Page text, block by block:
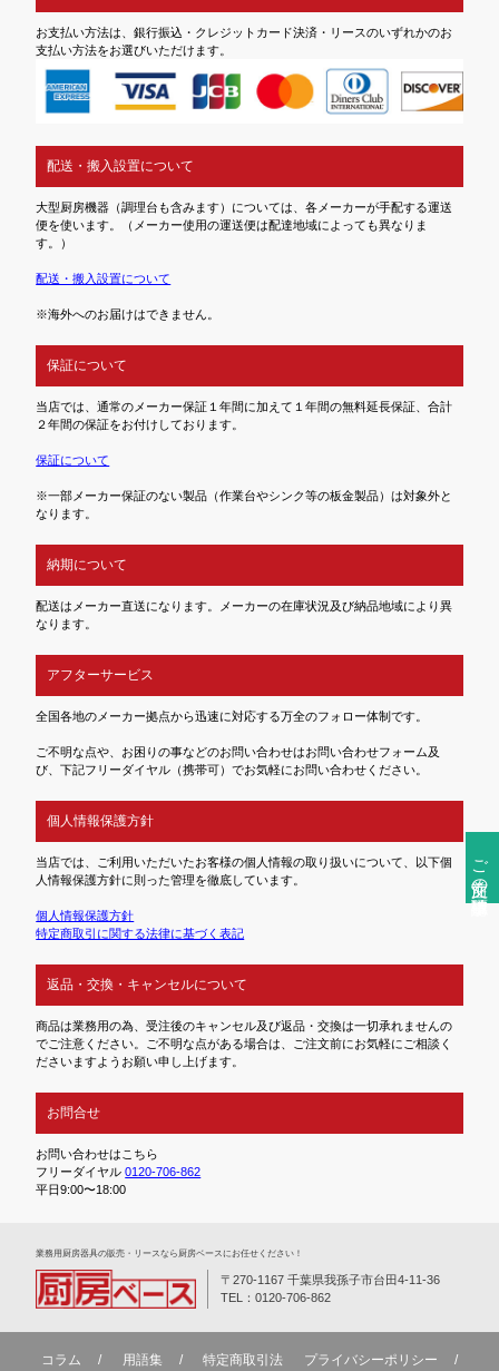
ご注文前の確認事項
お支払い方法は、銀行振込・クレジットカード決済・リースのいずれかのお
支払い方法をお選びいただけます。
配送・搬入設置について
大型厨房機器（調理台も含みます）については、各メーカーが手配する運送
便を使います。（メーカー使用の運送便は配達地域によっても異なりま
す。）
配送・搬入設置について
※海外へのお届けはできません。
保証について
当店では、通常のメーカー保証１年間に加えて１年間の無料延長保証、合計
２年間の保証をお付けしております。
保証について
※一部メーカー保証のない製品（作業台やシンク等の板金製品）は対象外と
なります。
納期について
配送はメーカー直送になります。メーカーの在庫状況及び納品地域により異
なります。
アフターサービス
全国各地のメーカー拠点から迅速に対応する万全のフォロー体制です。
ご不明な点や、お困りの事などのお問い合わせはお問い合わせフォーム及
び、下記フリーダイヤル（携帯可）でお気軽にお問い合わせください。
個人情報保護方針
当店では、ご利用いただいたお客様の個人情報の取り扱いについて、以下個
人情報保護方針に則った管理を徹底しています。
個人情報保護方針
特定商取引に関する法律に基づく表記
返品・交換・キャンセルについて
商品は業務用の為、受注後のキャンセル及び返品・交換は一切承れませんの
でご注意ください。ご不明な点がある場合は、ご注文前にお気軽にご相談く
ださいますようお願い申し上げます。
お問合せ
お問い合わせはこちら
フリーダイヤル0120-706-862
平日9:00〜18:00
業務⽤厨房器具の販売・リースなら厨房ベースにお任せください！
〒270-1167 千葉県我孫子市台田4-11-36
TEL：0120-706-862
コラム 用語集 特定商取引法 プライバシーポリシー